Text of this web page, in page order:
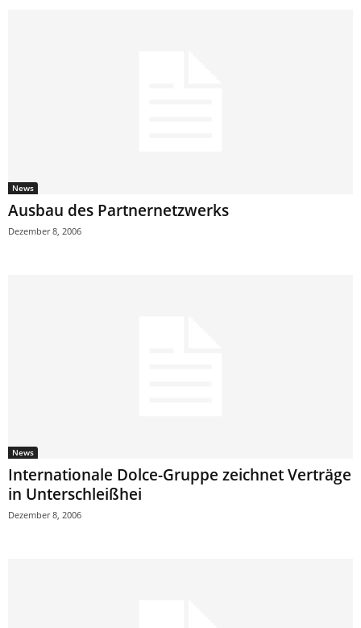
News
Ausbau des Partnernetzwerks
Dezember 8, 2006
News
Internationale Dolce-Gruppe zeichnet Verträge
in Unter­schleißhei
Dezember 8, 2006